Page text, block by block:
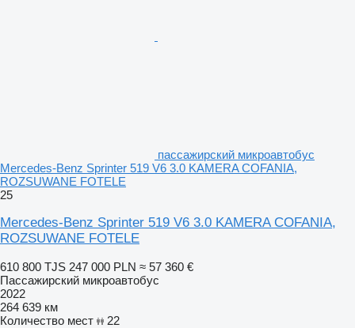
пассажирский микроавтобус
Mercedes-Benz Sprinter 519 V6 3.0 KAMERA COFANIA,
ROZSUWANE FOTELE
25
Mercedes-Benz Sprinter 519 V6 3.0 KAMERA COFANIA,
ROZSUWANE FOTELE
610 800 TJS 247 000 PLN ≈ 57 360 €
Пассажирский микроавтобус
2022
264 639 км
Количество мест
22